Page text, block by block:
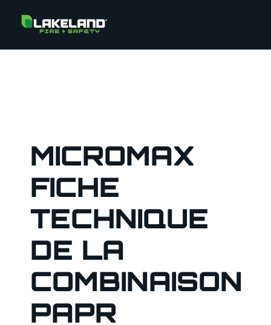
MICROMAX
FICHE
TECHNIQUE
DE LA
COMBINAISON
PAPR